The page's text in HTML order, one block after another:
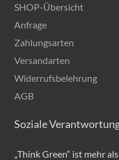
SHOP-Übersicht
Anfrage
Zahlungsarten
Versandarten
Widerrufsbelehrung
AGB
Soziale
„Think Green“ ist mehr